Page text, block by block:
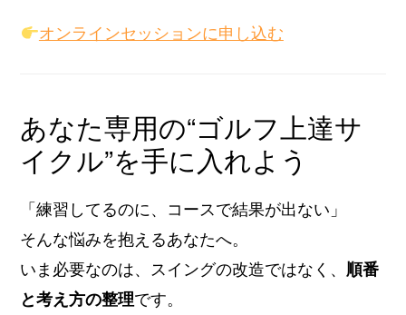
オンラインセッションに申し込む
あなた専用の“ゴルフ上達サ
イクル”を手に入れよう
「練習してるのに、コースで結果が出ない」
そんな悩みを抱えるあなたへ。
いま必要なのは、スイングの改造ではなく、 順番
と考え方の整理です。